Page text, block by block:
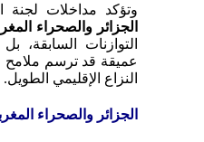
وتؤكد مداخلات لجنة الـ24 الأخيرة أن
الجزائر والصحراء
التوازنات
عميقة قد ترسم ملامح
النزاع الإقليمي الطويل.
الجزائر والصحراء